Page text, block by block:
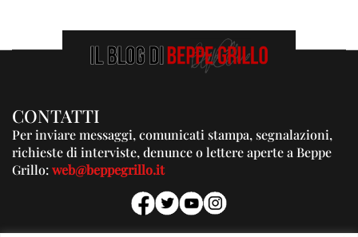
CONTATTI
Per inviare messaggi, comunicati stampa, segnalazioni,
richieste di interviste, denunce o lettere aperte a Beppe
Grillo:web@beppegrillo.it